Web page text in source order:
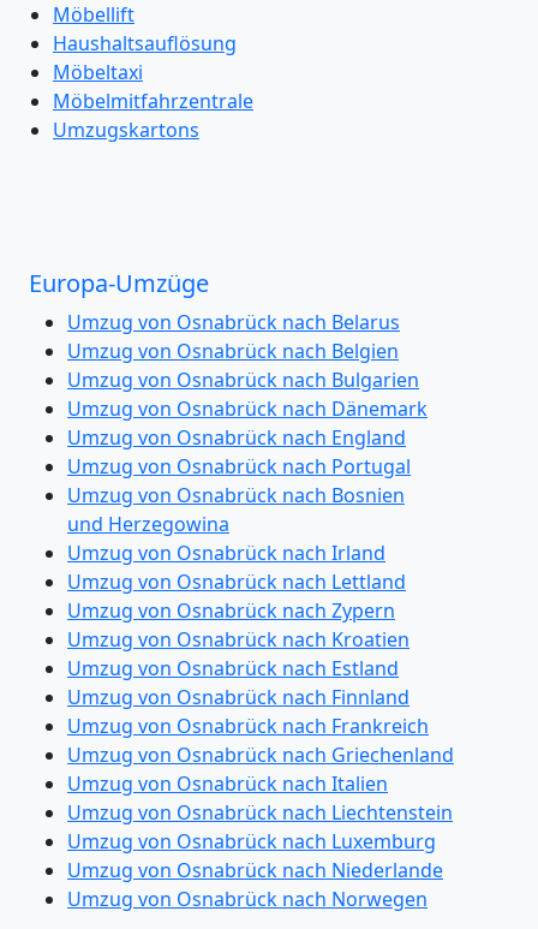
Möbellift
Haushaltsauflösung
Möbeltaxi
Möbelmitfahrzentrale
Umzugskartons
Europa-Umzüge
Umzug von Osnabrück nach Belarus
Umzug von Osnabrück nach Belgien
Umzug von Osnabrück nach Bulgarien
Umzug von Osnabrück nach Dänemark
Umzug von Osnabrück nach England
Umzug von Osnabrück nach Portugal
Umzug von Osnabrück nach Bosnien
und Herzegowina
Umzug von Osnabrück nach Irland
Umzug von Osnabrück nach Lettland
Umzug von Osnabrück nach Zypern
Umzug von Osnabrück nach Kroatien
Umzug von Osnabrück nach Estland
Umzug von Osnabrück nach Finnland
Umzug von Osnabrück nach Frankreich
Umzug von Osnabrück nach Griechenland
Umzug von Osnabrück nach Italien
Umzug von Osnabrück nach Liechtenstein
Umzug von Osnabrück nach Luxemburg
Umzug von Osnabrück nach Niederlande
Umzug von Osnabrück nach Norwegen